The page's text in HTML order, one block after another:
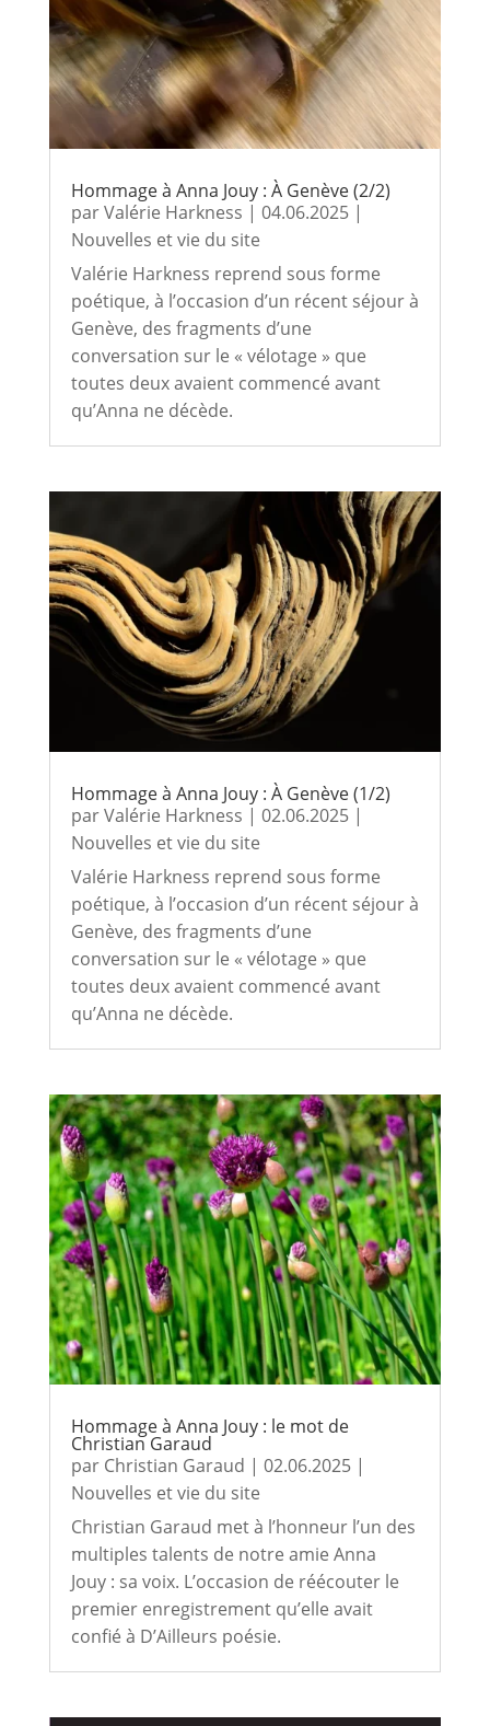
Hommage à Anna Jouy : À Genève (2/2)
parValérie Harkness | 04.06.2025|
Nouvelles et vie du site
Valérie Harkness reprend sous forme
poétique, à l’occasion d’un récent séjour à
Genève, des fragments d’une
conversation sur le « vélotage » que
toutes deux avaient commencé avant
qu’Anna ne décède.
Hommage à Anna Jouy : À Genève (1/2)
parValérie Harkness | 02.06.2025|
Nouvelles et vie du site
Valérie Harkness reprend sous forme
poétique, à l’occasion d’un récent séjour à
Genève, des fragments d’une
conversation sur le « vélotage » que
toutes deux avaient commencé avant
qu’Anna ne décède.
Hommage à Anna Jouy : le mot de
Christian Garaud
par Christian Garaud | 02.06.2025|
Nouvelles et vie du site
Christian Garaud met à l’honneur l’un des
multiples talents de notre amie Anna
Jouy : sa voix. L’occasion de réécouter le
premier enregistrement qu’elle avait
confié à D’Ailleurs poésie.